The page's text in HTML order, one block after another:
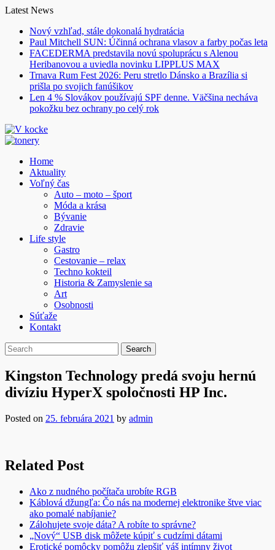
Skip
content
Latest News
Nový vzhľad, stále dokonalá hydratácia
Paul Mitchell SUN: Účinná ochrana vlasov a farby počas leta
FACEDERMA predstavila novú spoluprácu s Alenou
Heribanovou a uviedla novinku LIPPLUS MAX
Trnava Rum Fest 2026: Peru stretlo Dánsko a Brazília si
prišla po svojich fanúšikov
Len 4 % Slovákov používajú SPF denne. Väčšina necháva
pokožku bez ochrany po celý rok
Home
Aktuality
Voľný čas
Auto – moto – šport
Móda a krása
Bývanie
Zdravie
Life style
Gastro
Cestovanie – relax
Techno kokteil
Historia & Zamyslenie sa
Art
Osobnosti
Súťaže
Kontakt
Kingston Technology predá svoju hernú
divíziu HyperX spoločnosti HP Inc.
Posted on 25. februára 2021 by admin
Related Post
Ako z nudného počítača urobíte RGB
Káblová džungľa: Čo nás na modernej elektronike štve viac
ako pomalé nabíjanie?
Zálohujete svoje dáta? A robíte to správne?
„Nový“ USB disk môžete kúpiť s cudzími dátami
Erotické pomôcky pomôžu zlepšiť váš intímny život